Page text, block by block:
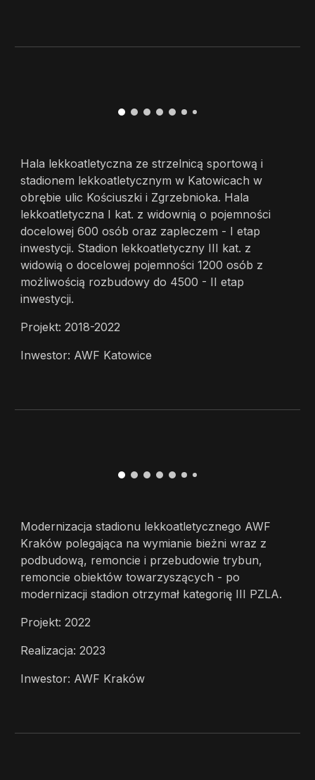
Hala lekkoatletyczna ze strzelnicą sportową i
stadionem lekkoatletycznym w Katowicach w
obrębie ulic Kościuszki i Zgrzebnioka. Hala
lekkoatletyczna I kat. z widownią o pojemności
docelowej 600 osób oraz zapleczem - I etap
inwestycji. Stadion lekkoatletyczny III kat. z
widowią o docelowej pojemności 1200 osób z
możliwością rozbudowy do 4500 - II etap
inwestycji.
Projekt: 2018-2022
Inwestor: AWF Katowice
Modernizacja stadionu lekkoatletycznego AWF
Kraków polegająca na wymianie bieżni wraz z
podbudową, remoncie i przebudowie trybun,
remoncie obiektów towarzyszących - po
modernizacji stadion otrzymał kategorię III PZLA.
Projekt: 2022
Realizacja: 2023
Inwestor: AWF Kraków